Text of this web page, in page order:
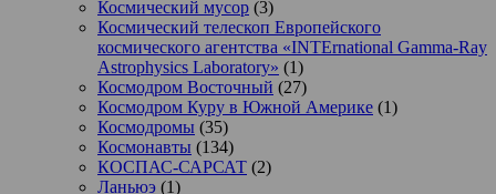
Космический мусор (3)
Космический телескоп Европейского
космического агентства «INTErnational Gamma-Ray
Astrophysics Laboratory» (1)
Космодром Восточный (27)
Космодром Куру в Южной Америке (1)
Космодромы (35)
Космонавты (134)
КОСПАС-САРСАТ (2)
Ланьюэ (1)